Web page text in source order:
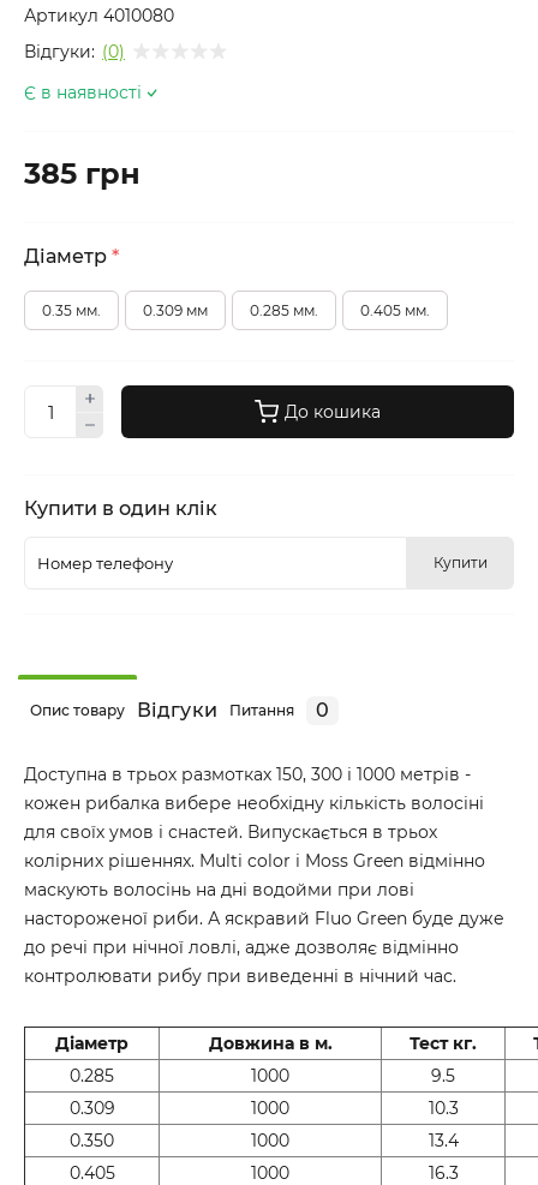
Артикул 4010080
Відгуки: (0)
Є в наявності
385 грн
Діаметр *
0.35 мм. 0.309 мм 0.285 мм. 0.405 мм.
До кошика
Купити в один клік
Купити
Опис товару Відгуки Питання 0
Доступна в трьох размотках 150, 300 і 1000 метрів -
кожен рибалка вибере необхідну кількість волосіні
для своїх умов і снастей. Випускається в трьох
колірних рішеннях. Multi color і Moss Green відмінно
маскують волосінь на дні водойми при лові
настороженої риби. А яскравий Fluo Green буде дуже
до речі при нічної ловлі, адже дозволяє відмінно
контролювати рибу при виведенні в нічний час.
Діаметр Довжина в м. Тест кг.
0.285
1000
9.5
0.309
1000
10.3
0.350
1000
13.4
0.405
1000 16.3